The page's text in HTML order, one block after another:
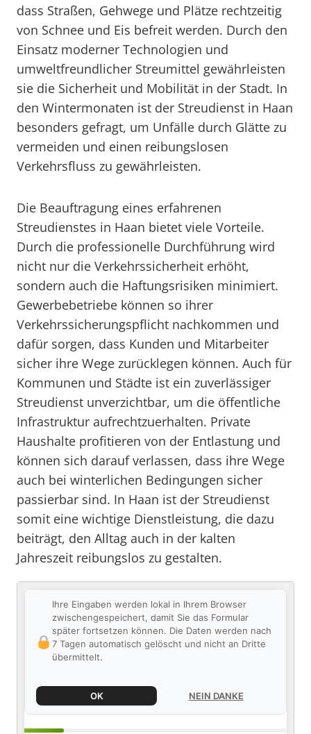
dass Straßen, Gehwege und Plätze rechtzeitig
von Schnee und Eis befreit werden. Durch den
Einsatz moderner Technologien und
umweltfreundlicher Streumittel gewährleisten
sie die Sicherheit und Mobilität in der Stadt. In
den Wintermonaten ist der Streudienst in Haan
besonders gefragt, um Unfälle durch Glätte zu
vermeiden und einen reibungslosen
Verkehrsfluss zu gewährleisten.
Die Beauftragung eines erfahrenen
Streudienstes in Haan bietet viele Vorteile.
Durch die professionelle Durchführung wird
nicht nur die Verkehrssicherheit erhöht,
sondern auch die Haftungsrisiken minimiert.
Gewerbebetriebe können so ihrer
Verkehrssicherungspflicht nachkommen und
dafür sorgen, dass Kunden und Mitarbeiter
sicher ihre Wege zurücklegen können. Auch für
Kommunen und Städte ist ein zuverlässiger
Streudienst unverzichtbar, um die öffentliche
Infrastruktur aufrechtzuerhalten. Private
Haushalte profitieren von der Entlastung und
können sich darauf verlassen, dass ihre Wege
auch bei winterlichen Bedingungen sicher
passierbar sind. In Haan ist der Streudienst
somit eine wichtige Dienstleistung, die dazu
beiträgt, den Alltag auch in der kalten
Jahreszeit reibungslos zu gestalten.
Ihre Eingaben werden lokal in Ihrem Browser
zwischengespeichert, damit Sie das Formular
später fortsetzen können. Die Daten werden nach
7 Tagen automatisch gelöscht und nicht an Dritte
übermittelt.
OK NEIN DANKE